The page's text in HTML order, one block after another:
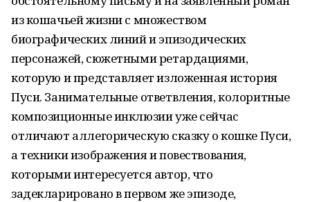
из кошачьей жизни с множеством
биографических линий и эпизодических
персонажей, сюжетными ретардациями,
которую и представляет изложенная история
Пуси. Занимательные ответвления, колоритные
композиционные инклюзии уже сейчас
отличают аллегорическую сказку о кошке Пуси,
а техники изображения и повествования,
которыми интересуется автор, что
задекларировано в первом же эпизоде,